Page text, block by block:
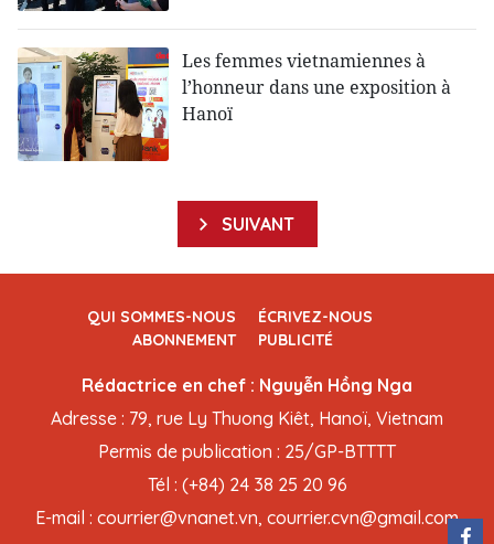
Les femmes vietnamiennes à
l’honneur dans une exposition à
Hanoï
SUIVANT
QUI SOMMES-NOUS
ÉCRIVEZ-NOUS
ABONNEMENT
PUBLICITÉ
Rédactrice en chef : Nguyễn Hồng Nga
Adresse : 79, rue Ly Thuong Kiêt, Hanoï, Vietnam
Permis de publication : 25/GP-BTTTT
Tél : (+84) 24 38 25 20 96
E-mail : courrier@vnanet.vn, courrier.cvn@gmail.com